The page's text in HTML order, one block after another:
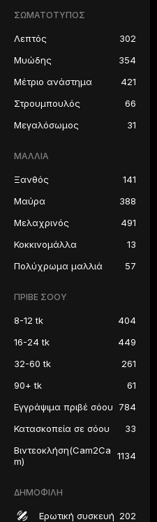
ΣΩΜΑΤΌΤΥΠΟΣ
Λεπτός
302
Μυώδης
354
Μέτριο ανάστημα
421
Στρουμπουλός
66
Μεγαλόσωμος
31
ΜΑΛΛΙΆ
Ξανθός
141
Μαύρα
388
Μελαχρινός
491
Κοκκινομάλλα
13
Πολύχρωμα μαλλιά
57
ΠΡΙΒΈ ΣΌΟΥ
8-12 tk
404
16-24 tk
449
32-60 tk
261
90+ tk
61
Εγγράψιμα πριβέ σόου
784
Κατασκοπεία σε σόου
33
Βιντεοκλήση(Cam2Ca
m)
1134
ΔΗΜΟΦΙΛΉ
Ερωτική συσκευή 202